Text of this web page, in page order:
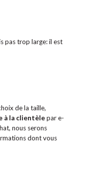
pas trop large: il est
de la taille,
à la clientèlepar e-
nous serons
dont vous